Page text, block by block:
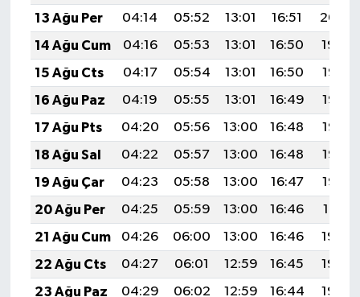
13 Ağu Per
04:14 05:52 13:01 16:51
20:00
14 Ağu Cum
04:16 05:53 13:01 16:50
19:59
15 Ağu Cts
04:17 05:54 13:01 16:50
19:58
16 Ağu Paz
04:19 05:55 13:01 16:49
19:56
17 Ağu Pts
04:20 05:56 13:00 16:48
19:55
18 Ağu Sal
04:22 05:57 13:00 16:48
19:53
19 Ağu Çar
04:23 05:58 13:00 16:47
19:52
20 Ağu Per
04:25 05:59 13:00 16:46
19:51
21 Ağu Cum
04:26 06:00 13:00 16:46
19:49
22 Ağu Cts
04:27 06:01 12:59 16:45
19:48
23 Ağu Paz
04:29 06:02 12:59 16:44 19:46